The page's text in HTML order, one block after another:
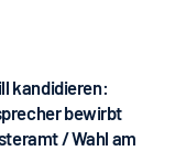
kandidieren:
bewirbt
/ Wahl am